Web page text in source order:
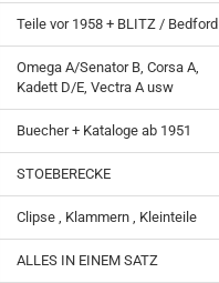
Teile vor 1958 + BLITZ / Bedford
Omega A/Senator B, Corsa A,
Kadett D/E, Vectra A usw
Buecher + Kataloge ab 1951
STOEBERECKE
Clipse , Klammern , Kleinteile
ALLES IN EINEM SATZ